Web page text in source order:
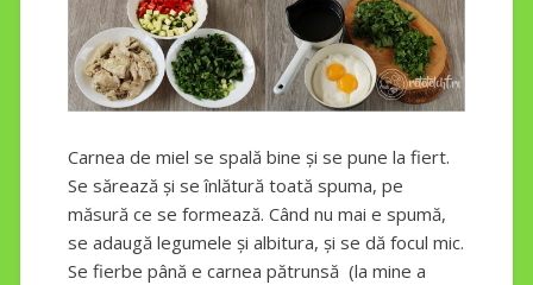
Carnea de miel se spală bine și se pune la fiert.
Se sărează și se înlătură toată spuma, pe
măsură ce se formează. Când nu mai e spumă,
se adaugă legumele și albitura, și se dă focul mic.
Se fierbe până e carnea pătrunsă (la mine a